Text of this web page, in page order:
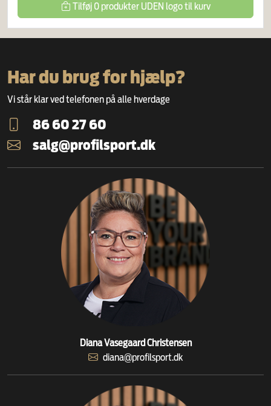
Tilføj 0produkter UDEN logotil kurv
Har du brug for hjælp?
Vi står klar ved telefonen på alle hverdage
86 60 27 60
salg@profilsport.dk
Diana Vasegaard Christensen
diana@profilsport.dk